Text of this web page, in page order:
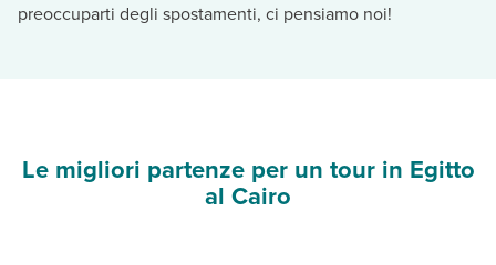
preoccuparti degli spostamenti, ci pensiamo noi!
Le migliori partenze per un tour in Egitto
al Cairo